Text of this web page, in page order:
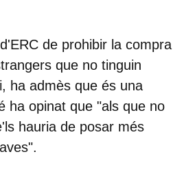
de prohibir la compra
que no tinguin
ha admès que és una
ha opinat que "als que no
hauria de posar més